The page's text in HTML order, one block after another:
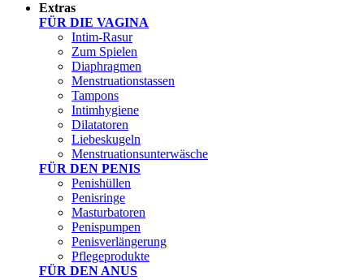
Extras
FÜR DIE VAGINA
Intim-Rasur
Zum Spielen
Diaphragmen
Menstruationstassen
Tampons
Intimhygiene
Dilatatoren
Liebeskugeln
Menstruationsunterwäsche
FÜR DEN PENIS
Penishüllen
Penisringe
Masturbatoren
Penispumpen
Penisverlängerung
Pflegeprodukte
FÜR DEN ANUS